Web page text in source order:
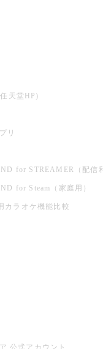
天堂HP)
リ
for STREAMER（配信
for Steam（家庭用）
カラオケ機能比較
公式アカウント